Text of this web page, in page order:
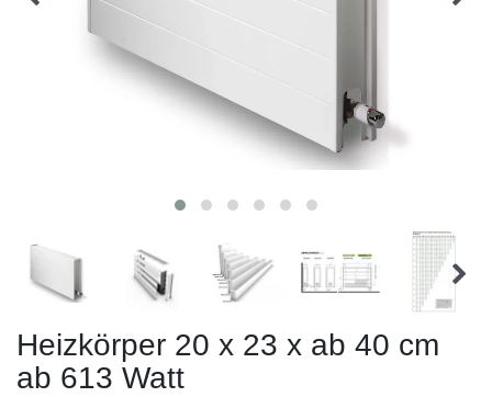
Heizkörper 20 x 23 x ab 40 cm
ab 613 Watt